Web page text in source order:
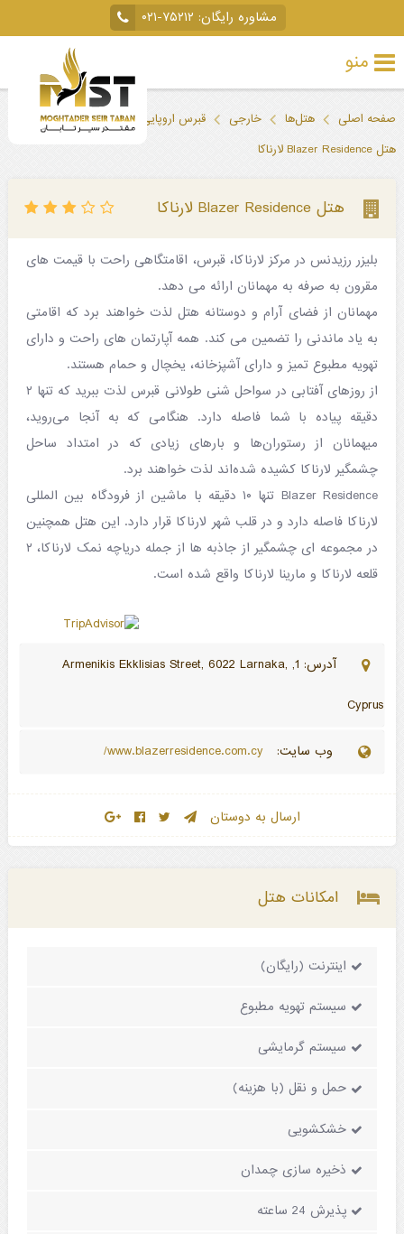
مشاوره رایگان: ۰۲۱-۷۵۲۱۲
منو
داخلی
لحظه
آخری
جاذبه‌های
گردشگری
صفحه اصلی هتل‌ها خارجی قبرس اروپایی
لارناکا
هتل Blazer Residence لارناکا
هتل Blazer Residence لارناکا
بلیزر رزیدنس در مرکز لارناکا، قبرس، اقامتگاهی راحت با قیمت های
مقرون به صرفه به مهمانان ارائه می دهد.
مهمانان از فضای آرام و دوستانه هتل لذت خواهند برد که اقامتی
به یاد ماندنی را تضمین می کند. همه آپارتمان های راحت و دارای
تهویه مطبوع تمیز و دارای آشپزخانه، یخچال و حمام هستند.
از روزهای آفتابی در سواحل شنی طولانی قبرس لذت ببرید که تنها ۲
دقیقه پیاده با شما فاصله دارد. هنگامی که به آنجا می‌روید،
میهمانان از رستوران‌ها و بارهای زیادی که در امتداد ساحل
چشمگیر لارناکا کشیده شده‌اند لذت خواهند برد.
Blazer Residence تنها ۱۰ دقیقه با ماشین از فرودگاه بین المللی
لارناکا فاصله دارد و در قلب شهر لارناکا قرار دارد. این هتل همچنین
در مجموعه ای چشمگیر از جاذبه ها از جمله دریاچه نمک لارناکا، ۲
قلعه لارناکا و مارینا لارناکا واقع شده است.
آدرس: 1, Armenikis Ekklisias Street, 6022 Larnaka,
Cyprus
وب سایت:
ارسال به دوستان
امکانات هتل
اینترنت (رایگان)
سیستم تهویه مطبوع
سیستم گرمایشی
حمل و نقل (با هزینه)
خشکشویی
ذخیره سازی چمدان
پذیرش 24 ساعته